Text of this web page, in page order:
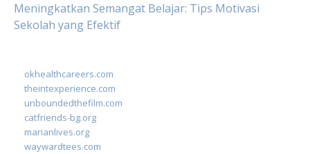
Meningkatkan Semangat Belajar: Tips Motivasi
Sekolah yang Efektif
okhealthcareers.com
theintexperience.com
unboundedthefilm.com
catfriends-bg.org
marianlives.org
waywardtees.com